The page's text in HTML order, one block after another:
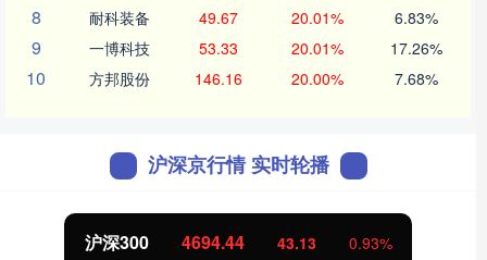
8 耐科装备 49.67 20.01% 6.83%
9 一博科技 53.33 20.01% 17.26%
10 方邦股份 146.16 20.00% 7.68%
沪深京行情 实时轮播
沪深300 4694.44 43.13 0.93%